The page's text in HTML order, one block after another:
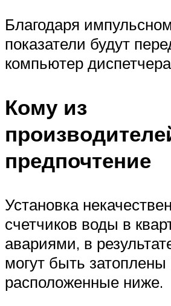
Благодаря
показатели будут
компьютер
Кому из
предпочтение
Установка
счетчиков воды в
авариями, в
могут быть затоплены
расположенные ниже.